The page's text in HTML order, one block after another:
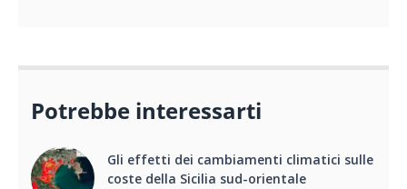
Potrebbe interessarti
Gli effetti dei cambiamenti climatici sulle
coste della Sicilia sud-orientale